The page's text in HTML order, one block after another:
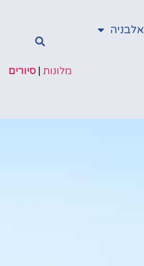
אלבניה
מלונות |סיורים